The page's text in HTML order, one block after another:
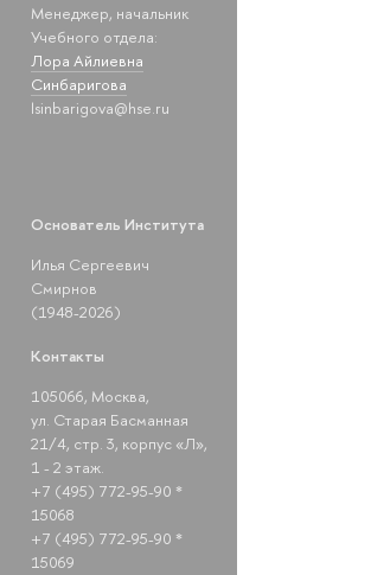
Менеджер, начальник
Учебного отдела:
Лора Айлиевна
Синбаригова
lsinbarigova@hse.ru
Основатель Института
Илья Сергеевич
Смирнов
(1948-2026)
Контакты
105066, Москва,
ул. Старая Басманная
21/4, стр. 3, корпус «Л»,
1 - 2 этаж.
+7 (495) 772-95-90 *
15068
+7 (495) 772-95-90 *
15069